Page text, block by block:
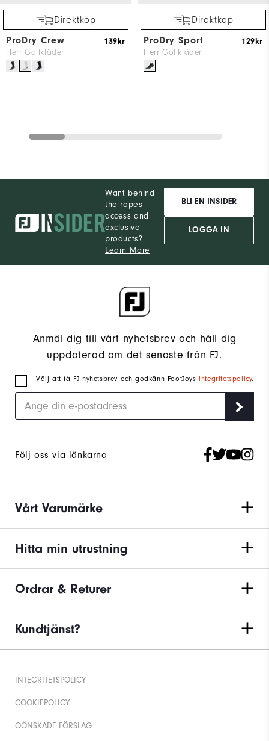
Direktköp
ProDry Crew
Herr Golfkläder
139kr
Direktköp
ProDry Sport
Herr Golfkläder
129kr
Want behind
the ropes
access and
exclusive
products?
Learn More
BLI EN INSIDER
LOGGA IN
Anmäl dig till vårt nyhetsbrev och håll dig
uppdaterad om det senaste från FJ.
Välj att få FJ nyhetsbrev och godkänn FootJoysintegritetspolicy.
Följ oss via länkarna
Vårt Varumärke
Hitta min utrustning
Ordrar & Returer
Kundtjänst?
INTEGRITETSPOLICY
COOKIEPOLICY
OÖNSKADE FÖRSLAG